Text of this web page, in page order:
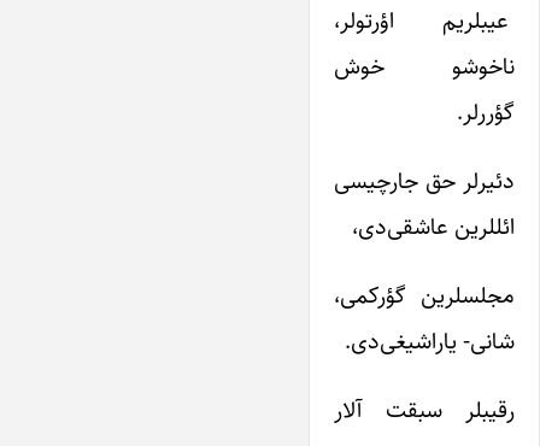
عیبلریم اؤرتولر،
ناخوشو خوش
گؤررلر.
دئیرلر حق جارچیسی
ائللرین عاشقی‌دی،
مجلسلرین گؤرکمی،
شانی- یاراشیغی‌دی.
رقیبلر سبقت آلار